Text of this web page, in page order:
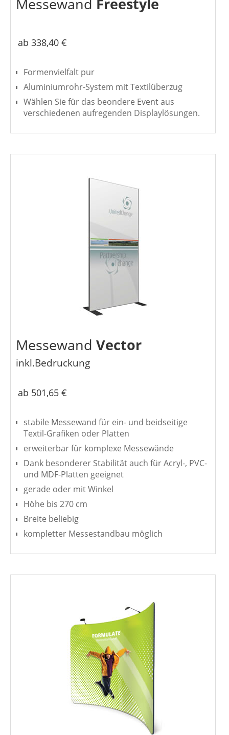
Messewand Freestyle
ab 338,40 €
Formenvielfalt pur
Aluminiumrohr-System mit Textilüberzug
Wählen Sie für das beondere Event aus
verschiedenen aufregenden Displaylösungen.
Messewand Vector
inkl.Bedruckung
ab 501,65 €
stabile Messewand für ein- und beidseitige
Textil-Grafiken oder Platten
erweiterbar für komplexe Messewände
Dank besonderer Stabilität auch für Acryl-, PVC-
und MDF-Platten geeignet
gerade oder mit Winkel
Höhe bis 270 cm
Breite beliebig
kompletter Messestandbau möglich